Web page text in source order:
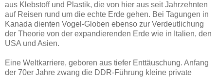
aus Klebstoff und Plastik, die von hier aus seit Jahrzehnten
auf Reisen rund um die echte Erde gehen. Bei Tagungen in
Kanada dienten Vogel-Globen ebenso zur Verdeutlichung
der Theorie von der expandierenden Erde wie in Italien, den
USA und Asien.
Eine Weltkarriere, geboren aus tiefer Enttäuschung. Anfang
der 70er Jahre zwang die DDR-Führung kleine private